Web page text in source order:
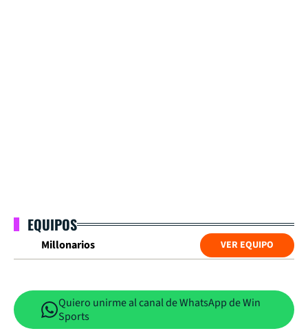
EQUIPOS
Millonarios VER EQUIPO
Quiero unirme al canal de WhatsApp de Win
Sports